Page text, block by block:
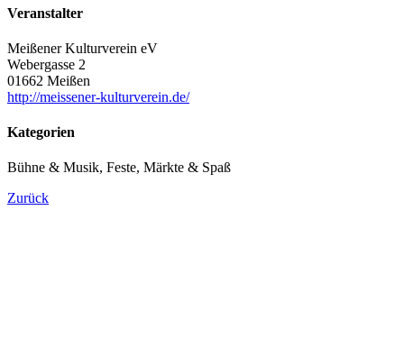
Veranstalter
Meißener Kulturverein eV
Webergasse 2
01662 Meißen
http://meissener-kulturverein.de/
Kategorien
Bühne & Musik, Feste, Märkte & Spaß
Zurück